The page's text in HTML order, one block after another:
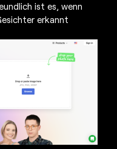
ist es, wenn
erkannt